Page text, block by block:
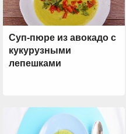
Суп-пюре из авокадо с
кукурузными
лепешками